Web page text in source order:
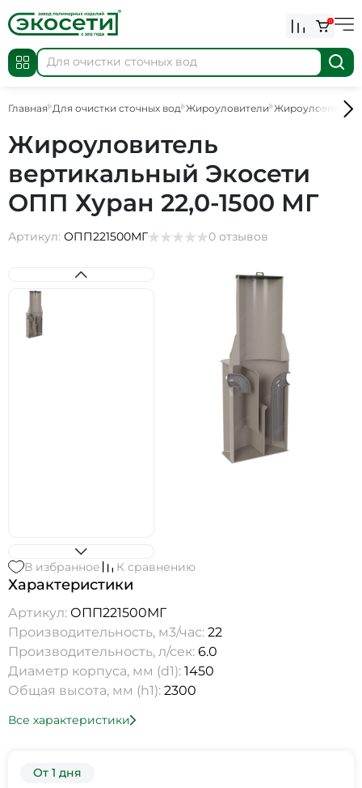
0
Главная Для очистки сточных вод Жироуловители
Жироуловитель
вертикальный Экосети
ОПП Хуран 22,0-1500 МГ
Артикул: ОПП221500МГ 0 отзывов
В избранное К сравнению
Характеристики
Артикул: ОПП221500МГ
Производительность, м3/час: 22
Производительность, л/сек: 6.0
Диаметр корпуса, мм (d1): 1450
Общая высота, мм (h1): 2300
Все характеристики
От 1 дня